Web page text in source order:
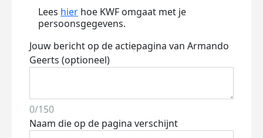
Lees hier hoe KWF omgaat met je
persoonsgegevens.
Jouw bericht op de actiepagina van Armando
Geerts (optioneel)
0/150
Naam die op de pagina verschijnt